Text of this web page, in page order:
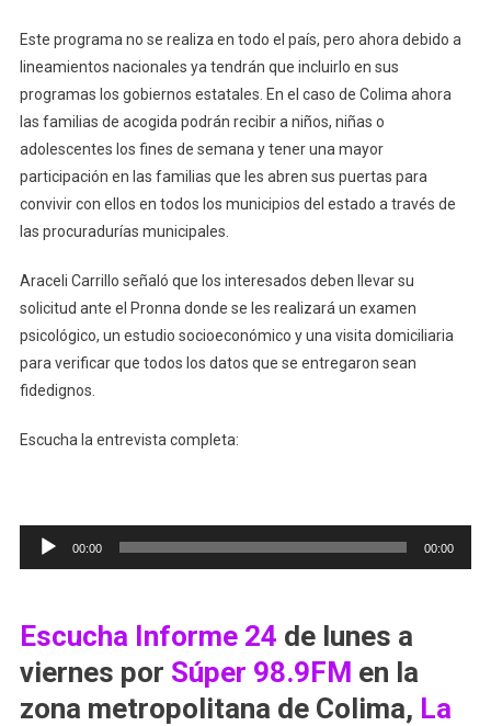
Acogida”
Este programa no se realiza en todo el país, pero ahora debido a
lineamientos nacionales ya tendrán que incluirlo en sus
programas los gobiernos estatales. En el caso de Colima ahora
las familias de acogida podrán recibir a niños, niñas o
adolescentes los fines de semana y tener una mayor
participación en las familias que les abren sus puertas para
convivir con ellos en todos los municipios del estado a través de
las procuradurías municipales.
Araceli Carrillo señaló que los interesados deben llevar su
solicitud ante el Pronna donde se les realizará un examen
psicológico, un estudio socioeconómico y una visita domiciliaria
para verificar que todos los datos que se entregaron sean
fidedignos.
Escucha la entrevista completa:
Reproductor
00:00 00:00
Escucha Informe 24 de lunes a
viernes por Súper 98.9FM en la
zona metropolitana de Colima, La